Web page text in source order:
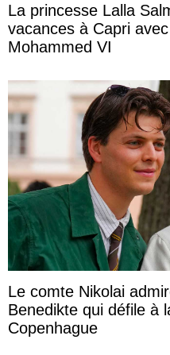
La princesse Lalla
vacances à Capri
Mohammed VI
Le comte Nikolai
Benedikte qui défile à
Copenhague